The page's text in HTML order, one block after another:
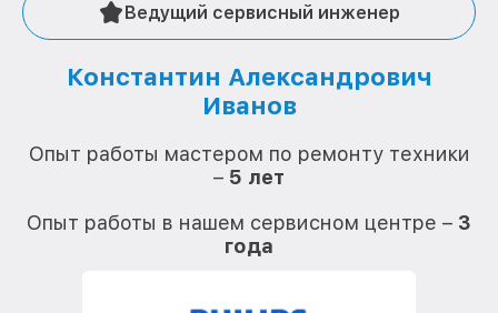
Ведущий сервисный инженер
Константин Александрович
Иванов
Опыт работы мастером по ремонту техники
– 5 лет
Опыт работы в нашем сервисном центре – 3
года